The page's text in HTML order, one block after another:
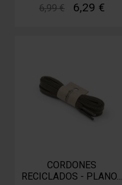
6,99 €
6,29 €
CORDONES
RECICLADOS - PLANO...